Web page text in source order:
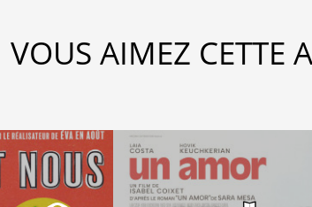
VOUS AIMEZ CETTE